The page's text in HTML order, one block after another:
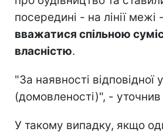
посередині - на лінії межі
вважатися спільною
власністю.
"За наявності відповідної
(домовленості)", -
У такому випадку, якщо